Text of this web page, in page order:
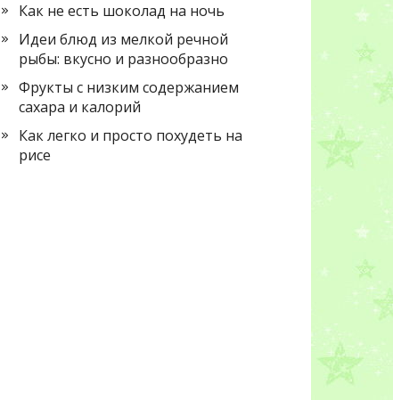
Как не есть шоколад на ночь
Идеи блюд из мелкой речной
рыбы: вкусно и разнообразно
Фрукты с низким содержанием
сахара и калорий
Как легко и просто похудеть на
рисе